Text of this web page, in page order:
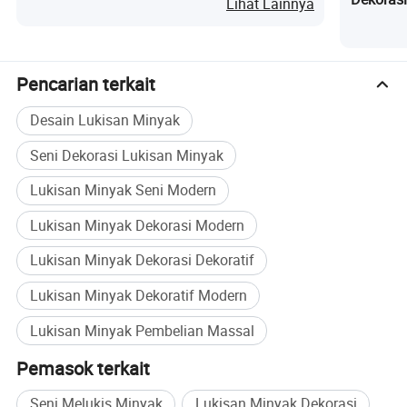
Pencarian terkait
Desain Lukisan Minyak
Seni Dekorasi Lukisan Minyak
Lukisan Minyak Seni Modern
Lukisan Minyak Dekorasi Modern
Lukisan Minyak Dekorasi Dekoratif
Lukisan Minyak Dekoratif Modern
Lukisan Minyak Pembelian Massal
Pemasok terkait